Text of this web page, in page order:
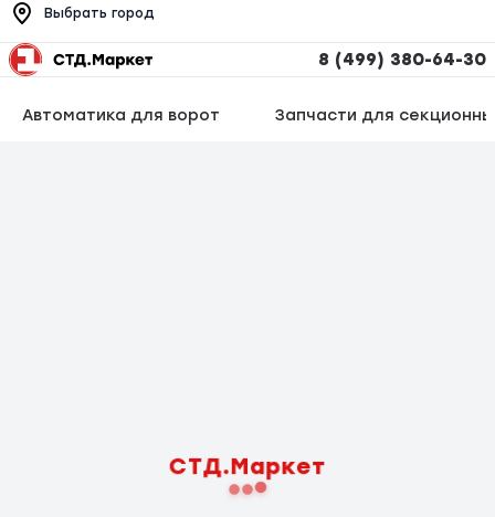
Выбрать город
8 (499) 380-64-30
Автоматика для ворот Запчасти для
СТД.Маркет